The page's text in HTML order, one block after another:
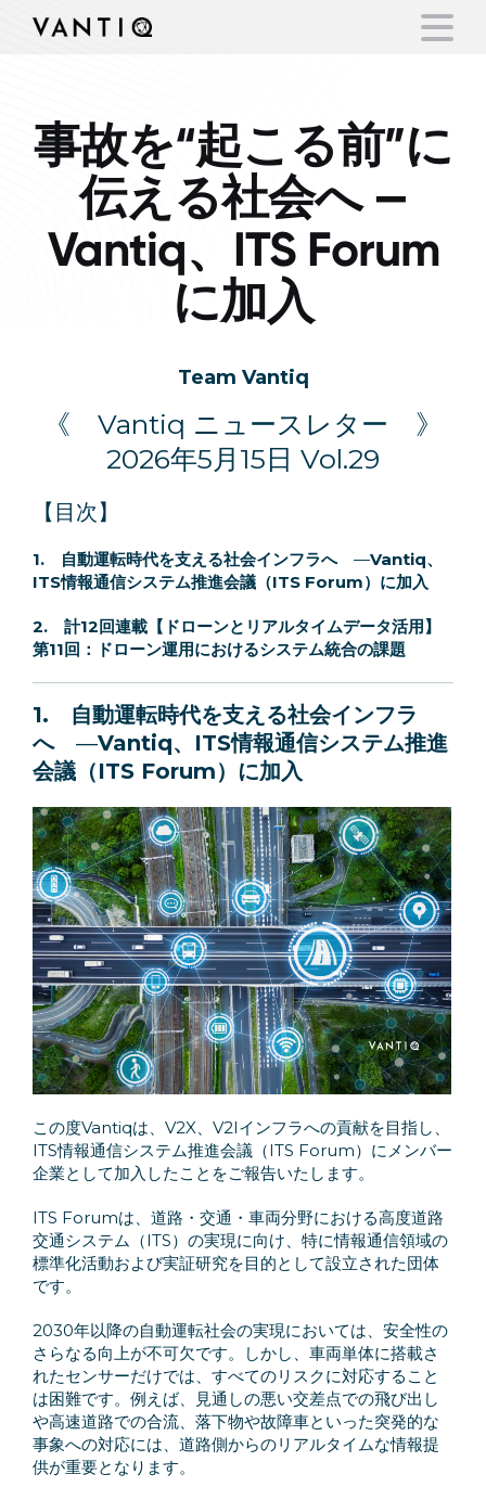
Platform
Solutions
Partners
Language
事故を“起こる前”に
伝える社会へ —
Vantiq、ITS Forum
に加入
Team Vantiq
《 Vantiq ニュースレター 》
2026年5月15日 Vol.29
【目次】
1. 自動運転時代を支える社会インフラへ —Vantiq、
ITS情報通信システム推進会議（ITS Forum）に加入
2. 計12回連載【ドローンとリアルタイムデータ活用】
第11回： ドローン運用におけるシステム統合の課題
1. 自動運転時代を支える社会インフラ
へ —Vantiq、ITS情報通信システム推進
会議（ITS Forum）に加入
この度Vantiqは、V2X、V2Iインフラへの貢献を目指し、
ITS情報通信システム推進会議（ITS Forum）にメンバー
企業として加入したことをご報告いたします。
ITS Forumは、道路・交通・車両分野における高度道路
交通システム（ITS）の実現に向け、特に情報通信領域の
標準化活動および実証研究を目的として設立された団体
です。
2030年以降の自動運転社会の実現においては、安全性の
さらなる向上が不可欠です。しかし、車両単体に搭載さ
れたセンサーだけでは、すべてのリスクに対応すること
は困難です。例えば、見通しの悪い交差点での飛び出し
や高速道路での合流、落下物や故障車といった突発的な
事象への対応には、道路側からのリアルタイムな情報提
供が重要となります。